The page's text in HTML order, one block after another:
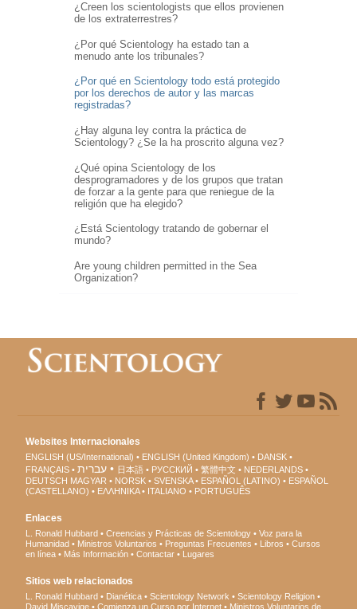
¿Creen los scientologists que ellos provienen
de los extraterrestres?
¿Por qué Scientology ha estado tan a
menudo ante los tribunales?
¿Por qué en Scientology todo está protegido
por los derechos de autor y las marcas
registradas?
¿Hay alguna ley contra la práctica de
Scientology? ¿Se la ha proscrito alguna vez?
¿Qué opina Scientology de los
desprogramadores y de los grupos que tratan
de forzar a la gente para que reniegue de la
religión que ha elegido?
¿Está Scientology tratando de gobernar el
mundo?
Are young children permitted in the Sea
Organization?
Websites Internacionales
ENGLISH (US/International) ENGLISH (United Kingdom)
DANSK
FRANÇAIS
עברית 日本語 РУССКИЙ 繁體中文
NEDERLANDS
DEUTSCH MAGYAR NORSK SVENSKA ESPAÑOL (LATINO)
ESPAÑOL
(CASTELLANO)
ΕΛΛΗΝΙΚA ITALIANO PORTUGUÊS
Enlaces
L. Ronald Hubbard Creencias y Prácticas de Scientology
Voz para la
Humanidad
Ministros Voluntarios Preguntas Frecuentes Libros
Cursos
en línea
Más Información Contactar Lugares
Sitios web relacionados
L. Ronald Hubbard Dianética Scientology Network
Scientology Religion
David Miscavige
Comienza un Curso por Internet Ministros Voluntarios de